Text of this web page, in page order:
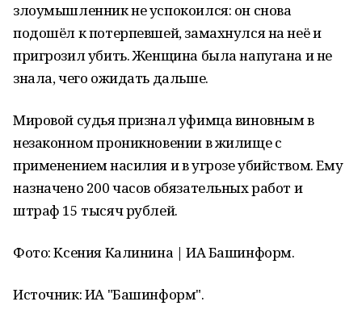
злоумышленник не успокоился: он снова
подошёл к потерпевшей, замахнулся на неё и
пригрозил убить. Женщина была напугана и не
знала, чего ожидать дальше.
Мировой судья признал уфимца виновным в
незаконном проникновении в жилище с
применением насилия и в угрозе убийством. Ему
назначено 200 часов обязательных работ и
штраф 15 тысяч рублей.
Фото: Ксения Калинина | ИА Башинформ.
Источник: ИА "Башинформ".